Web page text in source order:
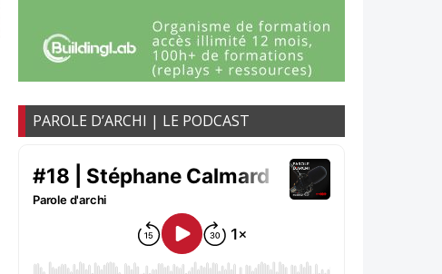
PAROLE D’ARCHI | LE PODCAST